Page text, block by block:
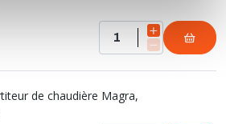
de chaudière Magra,